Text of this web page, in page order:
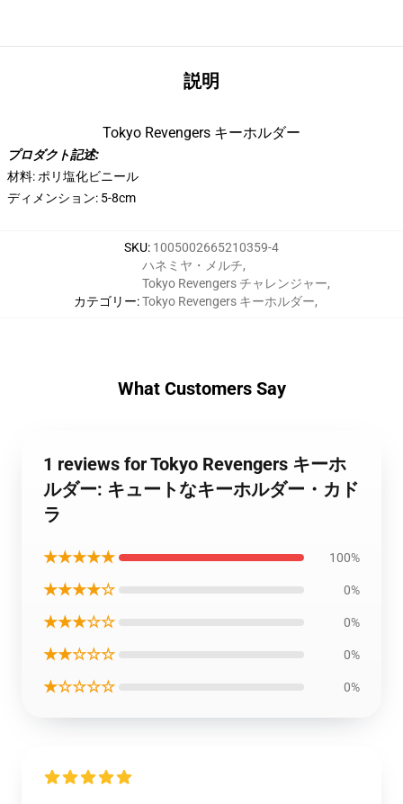
説明
Tokyo Revengers キーホルダー
プロダクト記述:
材料: ポリ塩化ビニール
ディメンション: 5-8cm
SKU: 1005002665210359-4
カテゴリー:
ハネミヤ・メルチ,
Tokyo Revengers チャレンジャー,
Tokyo Revengers キーホルダー,
What Customers Say
1 reviews for Tokyo Revengers キーホ
ルダー: キュートなキーホルダー・カド
ラ
★★★★★ 100%
★★★★☆ 0%
★★★☆☆ 0%
★★☆☆☆ 0%
★☆☆☆☆ 0%